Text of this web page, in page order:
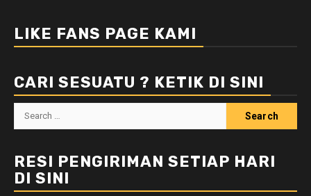
LIKE FANS PAGE KAMI
CARI SESUATU ? KETIK DI SINI
Search
for:
RESI PENGIRIMAN SETIAP HARI
DI SINI